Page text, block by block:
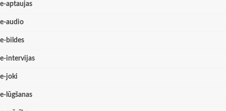
e-aptaujas
e-audio
e-bildes
e-intervijas
e-joki
e-lūgšanas